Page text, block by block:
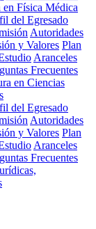
en Física Médica
del Egresado
Autoridades
y Valores Plan
Aranceles
Frecuentes
en Ciencias
del Egresado
Autoridades
y Valores Plan
Aranceles
Frecuentes